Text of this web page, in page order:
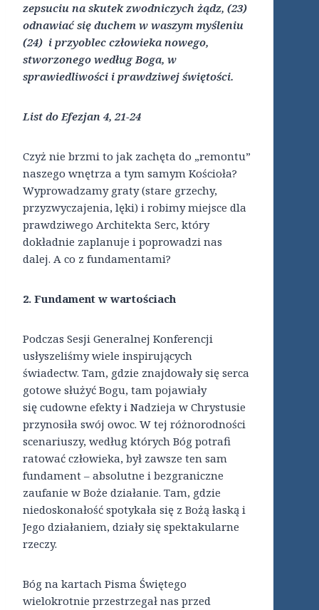
zepsuciu na skutek zwodniczych żądz, (23)
odnawiać się duchem w waszym myśleniu
(24) i przyoblec człowieka nowego,
stworzonego według Boga, w
sprawiedliwości i prawdziwej świętości.
List do Efezjan 4, 21-24
Czyż nie brzmi to jak zachęta do „remontu”
naszego wnętrza a tym samym Kościoła?
Wyprowadzamy graty (stare grzechy,
przyzwyczajenia, lęki) i robimy miejsce dla
prawdziwego Architekta Serc, który
dokładnie zaplanuje i poprowadzi nas
dalej. A co z fundamentami?
2. Fundament w wartościach
Podczas Sesji Generalnej Konferencji
usłyszeliśmy wiele inspirujących
świadectw. Tam, gdzie znajdowały się serca
gotowe służyć Bogu, tam pojawiały
się cudowne efekty i Nadzieja w Chrystusie
przynosiła swój owoc. W tej różnorodności
scenariuszy, według których Bóg potrafi
ratować człowieka, był zawsze ten sam
fundament – absolutne i bezgraniczne
zaufanie w Boże działanie. Tam, gdzie
niedoskonałość spotykała się z Bożą łaską i
Jego działaniem, działy się spektakularne
rzeczy.
Bóg na kartach Pisma Świętego
wielokrotnie przestrzegał nas przed